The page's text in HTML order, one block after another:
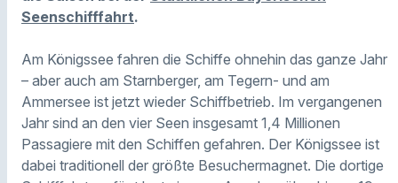
Seenschifffahrt.
Am Königssee fahren die Schiffe ohnehin das ganze Jahr
– aber auch am Starnberger, am Tegern- und am
Ammersee ist jetzt wieder Schiffbetrieb. Im vergangenen
Jahr sind an den vier Seen insgesamt 1,4 Millionen
Passagiere mit den Schiffen gefahren. Der Königssee ist
dabei traditionell der größte Besuchermagnet. Die dortige